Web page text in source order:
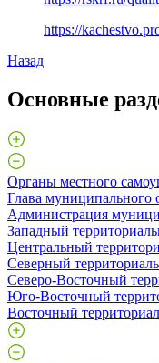
https://
Назад
Основные
Органы местного
Глава
Администрация
Западный
Центральный
Северный
Северо-Восточный
Юго-Восточный
Восточный